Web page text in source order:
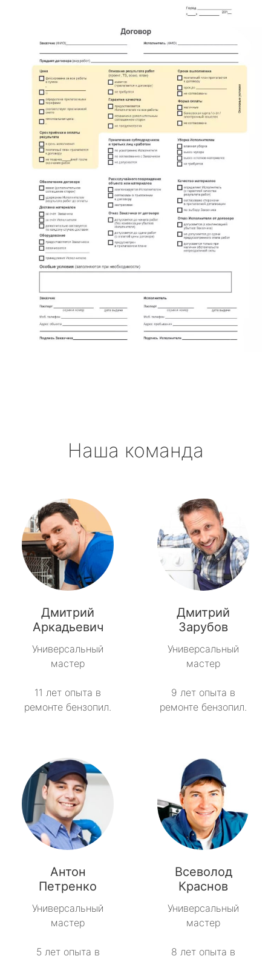
Наша команда
Дмитрий
Аркадьевич
Универсальный
мастер
11 лет опыта в
ремонте бензопил.
Дмитрий
Зарубов
Универсальный
мастер
9 лет опыта в
ремонте бензопил.
Антон
Петренко
Универсальный
мастер
5 лет опыта в
Всеволод
Краснов
Универсальный
мастер
8 лет опыта в